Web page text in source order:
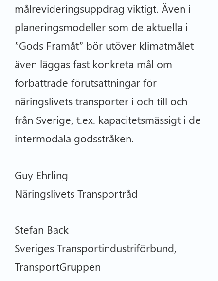
målrevideringsuppdrag viktigt. Även i
planeringsmodeller som de aktuella i
”Gods Framåt” bör utöver klimatmålet
även läggas fast konkreta mål om
förbättrade förutsättningar för
näringslivets transporter i och till och
från Sverige, t.ex. kapacitetsmässigt i de
intermodala godsstråken.
Guy Ehrling
Näringslivets Transportråd
Stefan Back
Sveriges Transportindustriförbund,
TransportGruppen